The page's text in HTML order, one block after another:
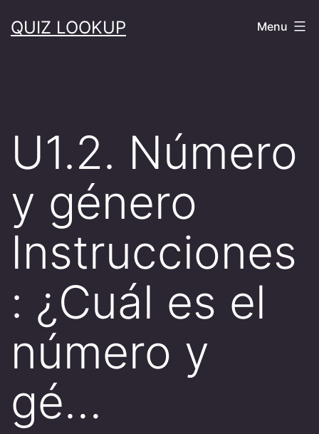
toQUIZ LOOKUP Menu
U1.2. Número
y género
Instrucciones
: ¿Cuál es el
número y
gé…